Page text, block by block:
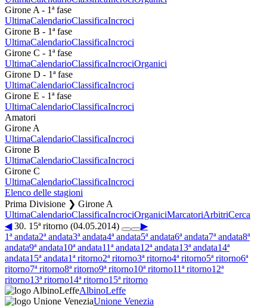
Girone A - 1ª fase
UltimaCalendarioClassificaIncroci
Girone B - 1ª fase
UltimaCalendarioClassificaIncroci
Girone C - 1ª fase
UltimaCalendarioClassificaIncrociOrganici
Girone D - 1ª fase
UltimaCalendarioClassificaIncroci
Girone E - 1ª fase
UltimaCalendarioClassificaIncroci
Amatori
Girone A
UltimaCalendarioClassificaIncroci
Girone B
UltimaCalendarioClassificaIncroci
Girone C
UltimaCalendarioClassificaIncroci
Elenco delle stagioni
Prima Divisione ❯ Girone A
UltimaCalendarioClassificaIncrociOrganiciMarcatoriArbitriCerca
◀30. 15ª ritorno (04.05.2014)
▶
1ª andata2ª andata3ª andata4ª andata5ª andata6ª andata7ª andata8ª
andata9ª andata10ª andata11ª andata12ª andata13ª andata14ª
andata15ª andata1ª ritorno2ª ritorno3ª ritorno4ª ritorno5ª ritorno6ª
ritorno7ª ritorno8ª ritorno9ª ritorno10ª ritorno11ª ritorno12ª
ritorno13ª ritorno14ª ritorno15ª ritorno
AlbinoLeffe
Unione Venezia